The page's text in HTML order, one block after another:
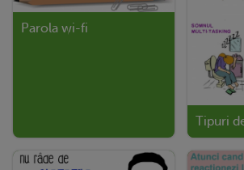
Parola wi-fi
Tipuri